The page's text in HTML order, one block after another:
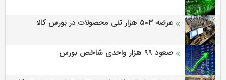
عرضه ۵۰۳ هزار تنی محصولات در بورس کالا
صعود ۹۹ هزار واحدی شاخص بورس